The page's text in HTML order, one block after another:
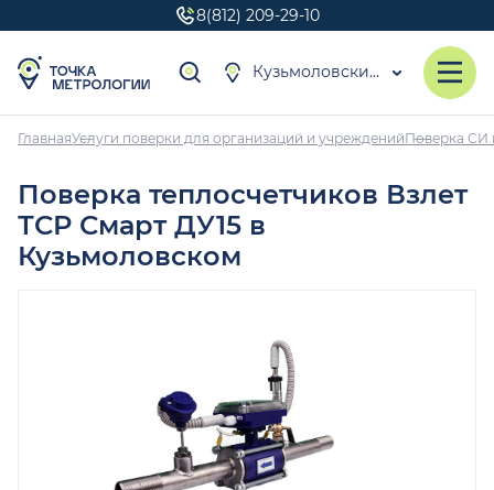
8(812) 209-29-10
Кузьмоловский
ГлавнаяУслуги поверки для организаций и учрежденийПоверка СИ
Поверка теплосчетчиков Взлет
ТСР Смарт ДУ15 в
Кузьмоловском